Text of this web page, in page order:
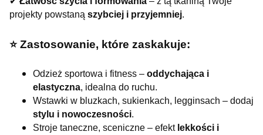
projekty powstaną szybciej i przyjemniej.
⭐️ Zastosowanie, które zaskakuje:
Odzież sportowa i fitness – oddychająca i
elastyczna, idealna do ruchu.
Wstawki w bluzkach, sukienkach, legginsach – dodaj
stylu i nowoczesności.
Stroje taneczne, sceniczne – efekt lekkości i